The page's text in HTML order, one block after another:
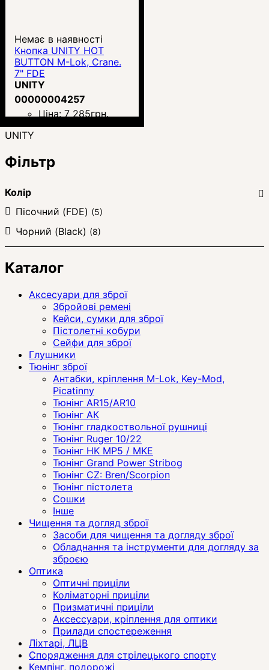
Немає в наявності
Кнопка UNITY HOT
BUTTON M-Lok, Crane.
7" FDE
UNITY
00000004257
Ціна: 7 285грн.
UNITY
Фільтр
Колір
Пісочний (FDE) (5)
Чорний (Black) (8)
Каталог
Аксесуари для зброї
Збройові ремені
Кейси, сумки для зброї
Пістолетні кобури
Сейфи для зброї
Глушники
Тюнінг зброї
Антабки, кріплення M-Lok, Key-Mod,
Picatinny
Тюнінг AR15/AR10
Тюнінг АК
Тюнінг гладкоствольної рушниці
Тюнінг Ruger 10/22
Тюнінг HK MP5 / MKE
Тюнінг Grand Power Stribog
Тюнінг CZ: Bren/Scorpion
Тюнінг пістолета
Сошки
Інше
Чищення та догляд зброї
Засоби для чищення та догляду зброї
Обладнання та інструменти для догляду за
зброєю
Оптика
Оптичні приціли
Коліматорні приціли
Призматичні приціли
Аксессуари, кріплення для оптики
Прилади спостереження
Ліхтарі, ЛЦВ
Спорядження для стрілецького спорту
Кемпінг, подорожі